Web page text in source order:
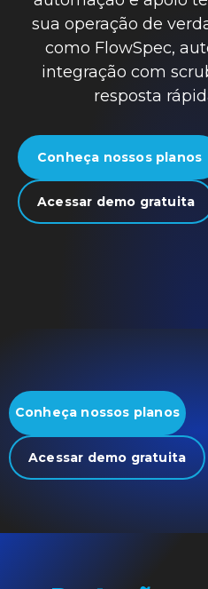
sua operação de
como FlowSpec,
integração com
resposta
Conheça nossos planos
Acessar demo gratuita
Conheça nossos planos
Acessar demo gratuita